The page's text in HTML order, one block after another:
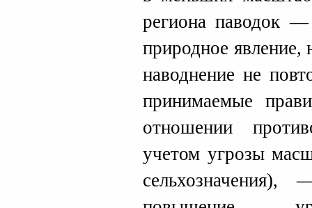
региона паводок —
природное явление,
наводнение не
принимаемые
отношении
учетом угрозы